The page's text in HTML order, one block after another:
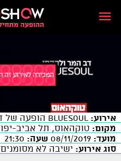
אירוע:
מקום: טוקהאוס, תל אביב-יפו
מועד:
שעה:
סוג אירוע: ישיבה לא מסומנים